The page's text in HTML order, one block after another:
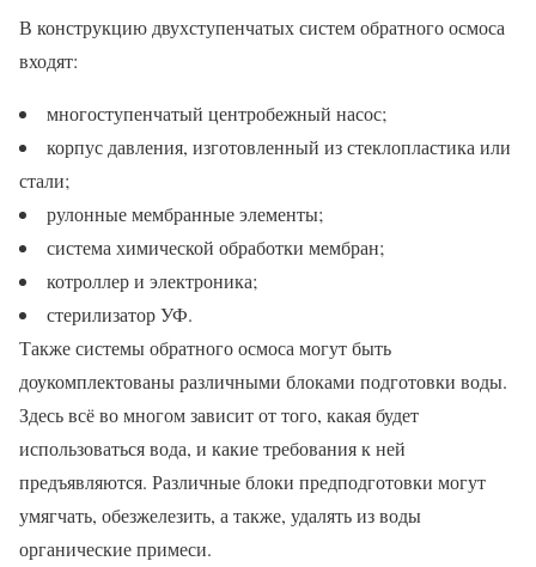
В конструкцию двухступенчатых систем обратного осмоса
входят:
многоступенчатый центробежный насос;
корпус давления, изготовленный из стеклопластика или
стали;
рулонные мембранные элементы;
система химической обработки мембран;
котроллер и электроника;
стерилизатор УФ.
Также системы обратного осмоса могут быть
доукомплектованы различными блоками подготовки воды.
Здесь всё во многом зависит от того, какая будет
использоваться вода, и какие требования к ней
предъявляются. Различные блоки предподготовки могут
умягчать, обезжелезить, а также, удалять из воды
органические примеси.